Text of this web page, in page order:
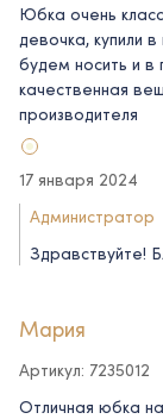
Юбка очень
девочка, купили
будем носить и в
качественная
производителя
17 января 2024
Администратор
Здравствуйте!
Мария
Артикул: 7235012
Отличная юбка